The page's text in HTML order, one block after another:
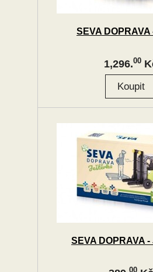
SEVA
1,296.00
SEVA DOPRAVA
00